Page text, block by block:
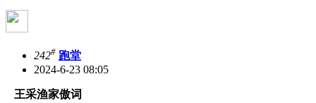
242# 跑堂
2024-6-23 08:05
王采渔家傲词